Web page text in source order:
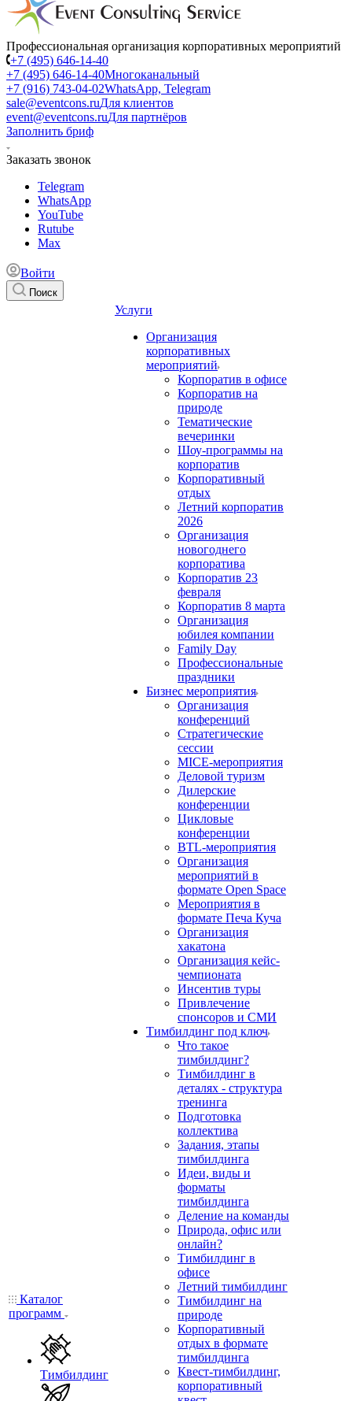
Профессиональная организация корпоративных мероприятий
+7 (495) 646-14-40
+7 (495) 646-14-40Многоканальный
+7 (916) 743-04-02WhatsApp, Telegram
sale@eventcons.ruДля клиентов
event@eventcons.ruДля партнёров
Заполнить бриф
Заказать звонок
Telegram
WhatsApp
YouTube
Rutube
Max
Войти
Поиск
Каталог
программ
Тимбилдинг
Услуги
Организация
корпоративных
мероприятий
Корпоратив в офисе
Корпоратив на
природе
Тематические
вечеринки
Шоу-программы на
корпоратив
Корпоративный
отдых
Летний корпоратив
2026
Организация
новогоднего
корпоратива
Корпоратив 23
февраля
Корпоратив 8 марта
Организация
юбилея компании
Family Day
Профессиональные
праздники
Бизнес мероприятия
Организация
конференций
Стратегические
сессии
MICE-мероприятия
Деловой туризм
Дилерские
конференции
Цикловые
конференции
BTL-мероприятия
Организация
мероприятий в
формате Open Space
Мероприятия в
формате Печа Куча
Организация
хакатона
Организация кейс-
чемпионата
Инсентив туры
Привлечение
спонсоров и СМИ
Тимбилдинг под ключ
Что такое
тимбилдинг?
Тимбилдинг в
деталях - структура
тренинга
Подготовка
коллектива
Задания, этапы
тимбилдинга
Идеи, виды и
форматы
тимбилдинга
Деление на команды
Природа, офис или
онлайн?
Тимбилдинг в
офисе
Летний тимбилдинг
Тимбилдинг на
природе
Корпоративный
отдых в формате
тимбилдинга
Квест-тимбилдинг,
корпоративный